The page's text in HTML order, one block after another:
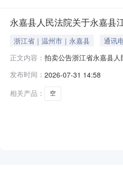
永嘉县人民法院关于永嘉县
浙江省｜温州市｜永嘉县 通讯
正文内容： 拍卖公告浙江省永嘉县
经贸组团6幢3单元501室
发布时间： 2026-07-31 14:58
相关产品：
空